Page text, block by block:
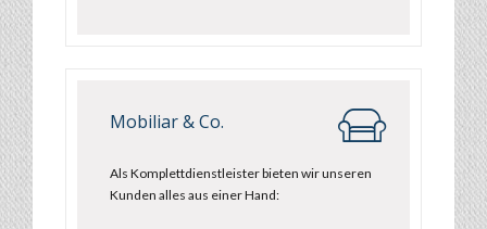
Mobiliar & Co.
Als Komplettdienstleister bieten wir unseren
Kunden alles aus einer Hand: